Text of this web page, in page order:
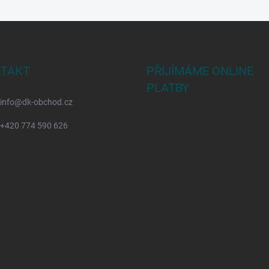
info@dk-obchod.cz
+420 774 590 626
PŘIJÍMÁME ONLINE
PLATBY